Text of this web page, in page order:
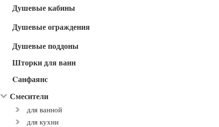
Душевые кабины
Душевые ограждения
Душевые поддоны
Шторки для ванн
Cанфаянс
Смесители
для ванной
для кухни